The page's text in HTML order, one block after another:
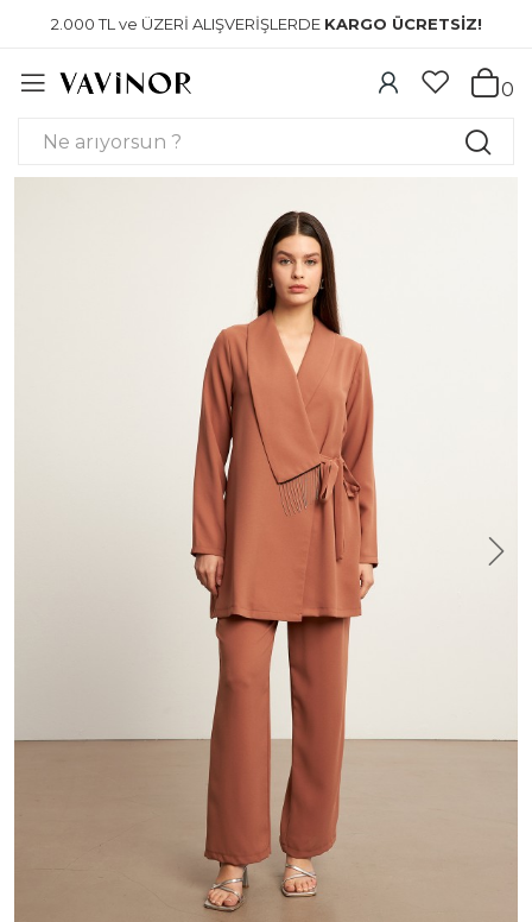
2.000 TL ve ÜZERİ ALIŞVERİŞLERDE KARGO ÜCRETSİZ!
0